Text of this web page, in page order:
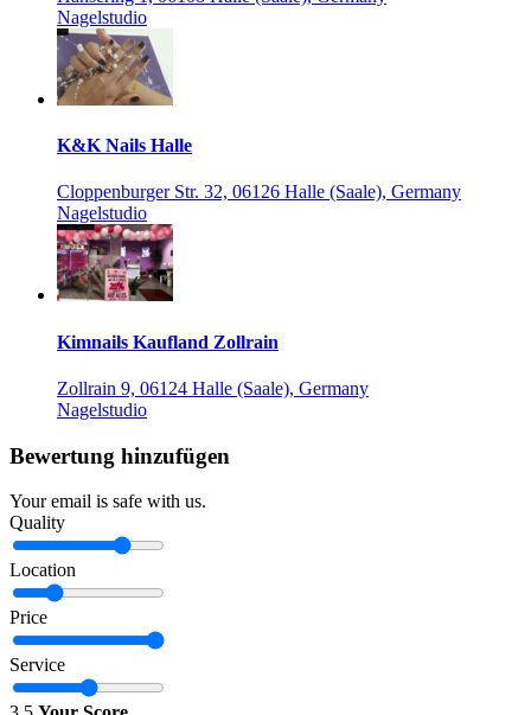
Nagelstudio
K&K Nails Halle
Cloppenburger Str. 32, 06126 Halle (Saale), Germany
Nagelstudio
Kimnails Kaufland Zollrain
Zollrain 9, 06124 Halle (Saale), Germany
Nagelstudio
Bewertung hinzufügen
Your email is safe with us.
Quality
Location
Price
Service